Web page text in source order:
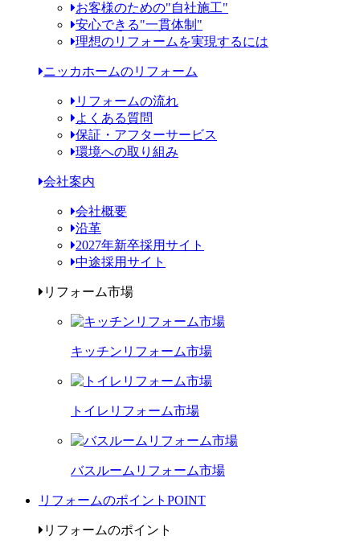
お客様のための"自社施工"
安心できる"一貫体制"
理想のリフォームを実現するには
ニッカホームのリフォーム
リフォームの流れ
よくある質問
保証・アフターサービス
環境への取り組み
会社案内
会社概要
沿革
2027年新卒採用サイト
中途採用サイト
リフォーム市場
キッチンリフォーム市場
トイレリフォーム市場
バスルームリフォーム市場
リフォームのポイント POINT
リフォームのポイント